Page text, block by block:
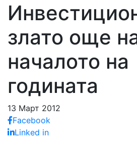
злато още
началото на
годината
13 Март 2012
Facebook
Linked in